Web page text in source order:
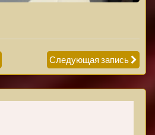
Следующая запись